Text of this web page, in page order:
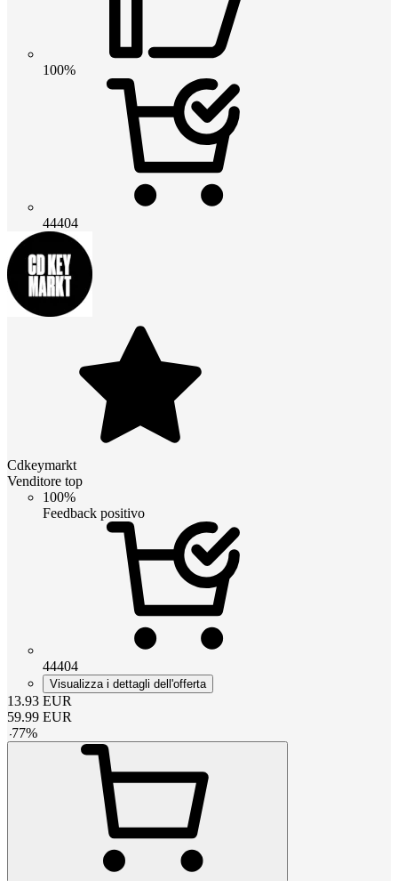
100%
44404
Cdkeymarkt
Venditore top
100%
Feedback positivo
44404
Visualizza i dettagli dell'offerta
13.93 EUR
59.99 EUR
-77%